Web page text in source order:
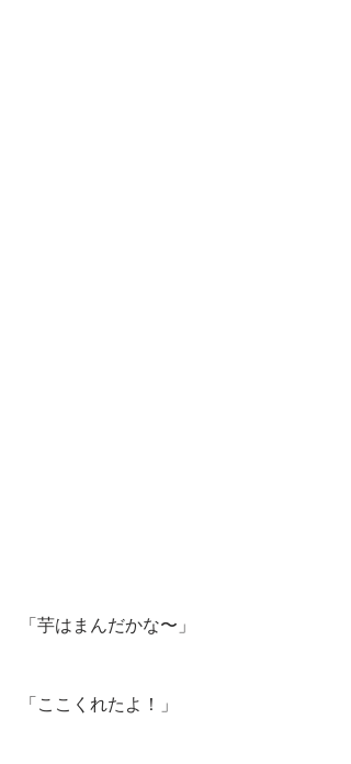
「芋はまんだかな〜」
「ここくれたよ！」